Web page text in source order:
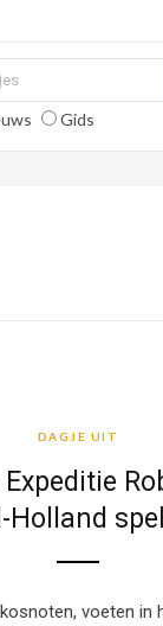
Gids
DAGJE UIT
Holland
voeten in